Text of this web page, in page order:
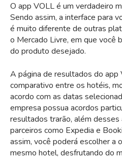
O app VOLL é um verdadeiro
Sendo assim, a interface para
é muito diferente de outras
o Mercado Livre, em que você
do produto desejado.
A página de resultados do app
comparativo entre os hotéis,
acordo com as datas
empresa possua acordos
resultados trarão, além
parceiros como Expedia e
assim, você poderá escolher a
mesmo hotel, desfrutando do